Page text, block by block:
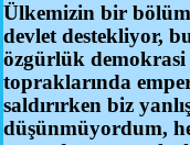
Ülkemizin bir
devlet destekliyor,
özgürlük demokrasi
topraklarında
saldırırken biz
düşünmüyordum,